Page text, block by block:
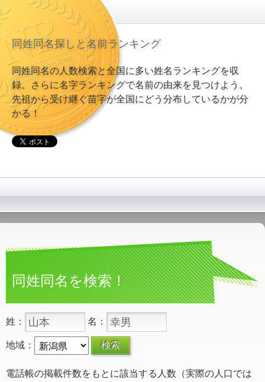
同姓同名探しと名前ランキング
同姓同名の人数検索と全国に多い姓名ランキングを収
録。さらに名字ランキングで名前の由来を見つけよう。
先祖から受け継ぐ苗字が全国にどう分布しているかが分
かる！
同姓同名を検索！
姓： 名：
地域：
電話帳の掲載件数をもとに該当する人数（実際の人口では